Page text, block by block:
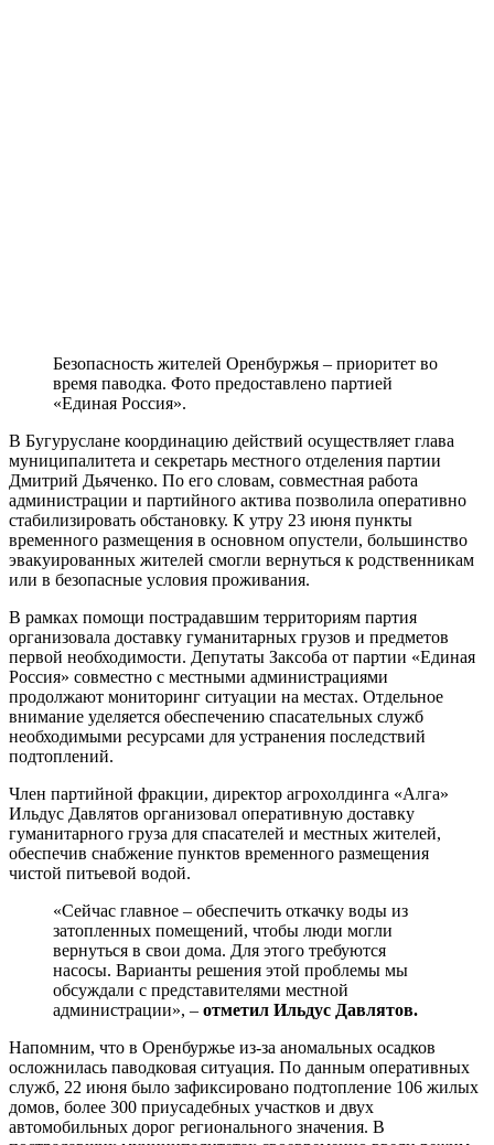
Безопасность жителей Оренбуржья – приоритет во
время паводка. Фото предоставлено партией
«Единая Россия».
В Бугуруслане координацию действий осуществляет глава
муниципалитета и секретарь местного отделения партии
Дмитрий Дьяченко. По его словам, совместная работа
администрации и партийного актива позволила оперативно
стабилизировать обстановку. К утру 23 июня пункты
временного размещения в основном опустели, большинство
эвакуированных жителей смогли вернуться к родственникам
или в безопасные условия проживания.
В рамках помощи пострадавшим территориям партия
организовала доставку гуманитарных грузов и предметов
первой необходимости. Депутаты Заксоба от партии «Единая
Россия» совместно с местными администрациями
продолжают мониторинг ситуации на местах. Отдельное
внимание уделяется обеспечению спасательных служб
необходимыми ресурсами для устранения последствий
подтоплений.
Член партийной фракции, директор агрохолдинга «Алга»
Ильдус Давлятов организовал оперативную доставку
гуманитарного груза для спасателей и местных жителей,
обеспечив снабжение пунктов временного размещения
чистой питьевой водой.
«Сейчас главное – обеспечить откачку воды из
затопленных помещений, чтобы люди могли
вернуться в свои дома. Для этого требуются
насосы. Варианты решения этой проблемы мы
обсуждали с представителями местной
администрации», – отметил Ильдус Давлятов.
Напомним, что в Оренбуржье из-за аномальных осадков
осложнилась паводковая ситуация. По данным оперативных
служб, 22 июня было зафиксировано подтопление 106 жилых
домов, более 300 приусадебных участков и двух
автомобильных дорог регионального значения. В